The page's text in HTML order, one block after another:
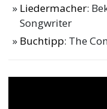
Liedermacher:
Songwriter
Buchtipp: The